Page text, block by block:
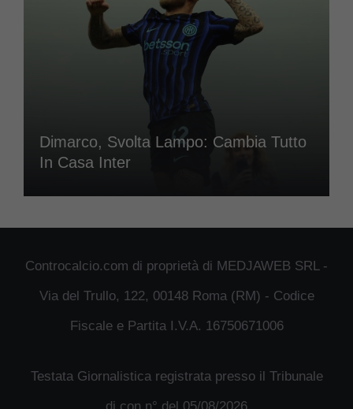
Dimarco, Svolta Lampo: Cambia Tutto
In Casa Inter
Controcalcio.com di proprietà di MEDJAWEB SRL -
Via del Trullo, 122, 00148 Roma (RM) - Codice
Fiscale e Partita I.V.A. 16750671006
Testata Giornalistica registrata presso il Tribunale